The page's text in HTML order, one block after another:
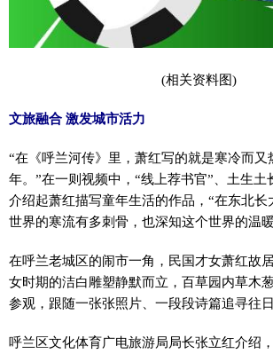
(相关资料图)
文旅融合 激发城市活力
“在《呼兰河传》里，萧红写的就是寒冷而又
年。”在一则视频中，“线上荐书官”、土生土
介绍起萧红描写童年生活的作品，“在东北长
世界的寒流有多刺骨，也深知这个世界的温
在呼兰老城区的闹市一角，民国才女萧红故
女时期的洁白雕塑静默而立，百草园内草木
参观，跟随一张张照片、一段段诗篇追寻往日
呼兰区文化体育广电旅游局局长张立红介绍